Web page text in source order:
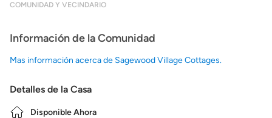
COMUNIDAD Y VECINDARIO
Información de la Comunidad
Mas información acerca de Sagewood Village Cottages.
Detalles de la Casa
Disponible Ahora